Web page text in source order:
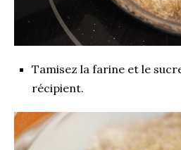
Tamisez la farine et le
récipient.